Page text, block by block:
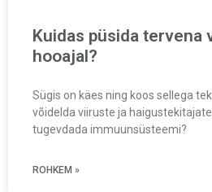
Kuidas püsida tervena
hooajal?
Sügis on käes ning koos sellega
võidelda viiruste ja
tugevdada immuunsüsteemi?
ROHKEM »